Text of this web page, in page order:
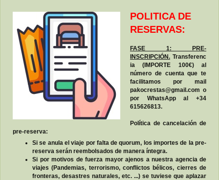
POLITICA DE
RESERVAS:
FASE 1: PRE-
INSCRIPCIÓN. Transferenc
ia (IMPORTE 100€) al
número de cuenta que te
facilitamos por mail
pakocrestas@gmail.com o
por WhatsApp al +34
615626813.
Política de cancelación de
pre-reserva:
Si se anula el viaje por falta de quorum, los importes de la pre-
reserva serán reembolsados de manera íntegra.
Si por motivos de fuerza mayor ajenos a nuestra agencia de
viajes (Pandemias, terrorismo, conflictos bélicos, cierres de
fronteras, desastres naturales, etc. ...) se tuviese que aplazar